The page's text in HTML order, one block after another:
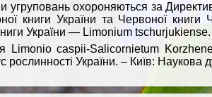
угруповань охороняються за
книги України та Червоної
України — Limonium tschurjukiense.
Limonio caspii-Salicornietum
України. – Київ: Наукова